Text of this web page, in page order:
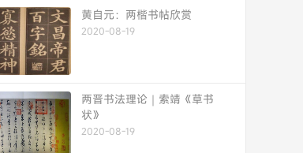
黄自元：两楷书帖欣赏
2020-08-19
两晋书法理论｜索靖《草书
状》
2020-08-19